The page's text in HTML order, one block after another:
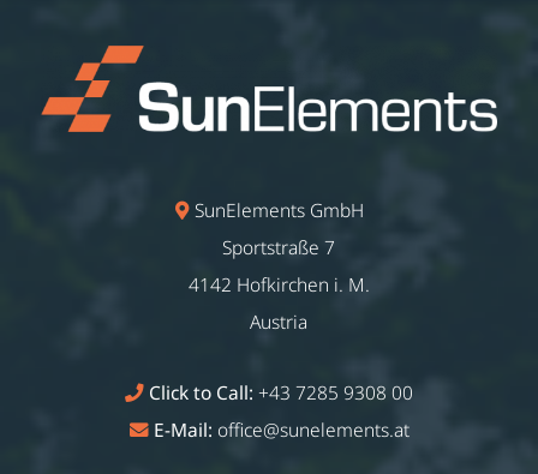
SunElements GmbH
Sportstraße 7
4142 Hofkirchen i. M.
Austria
Click to Call: +43 7285 9308 00
E-Mail: office@sunelements.at